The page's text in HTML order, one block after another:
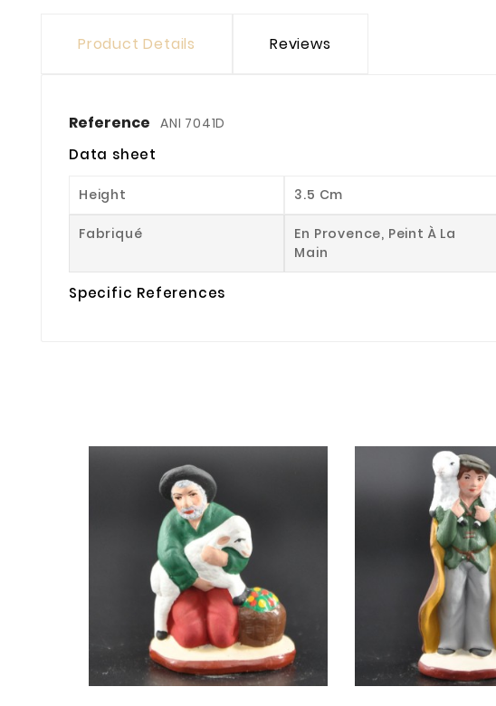
Product Details Reviews
Reference ANI 7041D
Data sheet
Height 3.5 Cm
Fabriqué
En Provence, Peint À La
Main
Specific References